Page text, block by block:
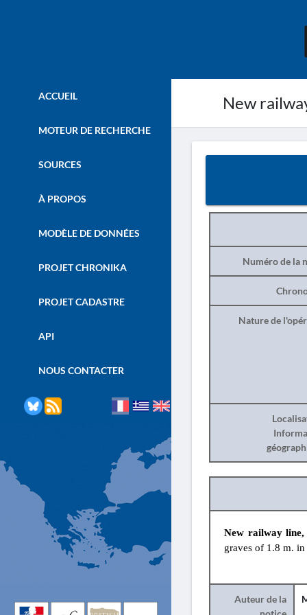
New
ACCUEIL
MOTEUR DE RECHERCHE
SOURCES
À PROPOS
MODÈLE DE DONNÉES
PROJET CHRONIKA
PROJET CADASTRE
API
NOUS CONTACTER
Numéro de la
Nature de
New railway
graves of 1.8 m.
Auteur de la